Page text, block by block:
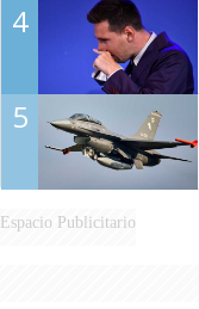
4
5
Espacio Publicitario